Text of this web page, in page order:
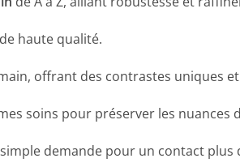
haute qualité.
offrant des contrastes uniques
soins pour préserver les nuances
demande pour un contact plus